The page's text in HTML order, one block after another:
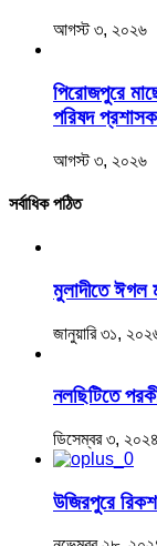
আগস্ট ৩, ২০২৬
পিরোজপুরে
পরিষদ প্রশাসক
আগস্ট ৩, ২০২৬
সর্বাধিক পঠিত
মুলাদীতে ঈগল
জানুয়ারি ৩১,
নলছিটিতে
ডিসেম্বর ৩, ২০২৪
উজিরপুরে